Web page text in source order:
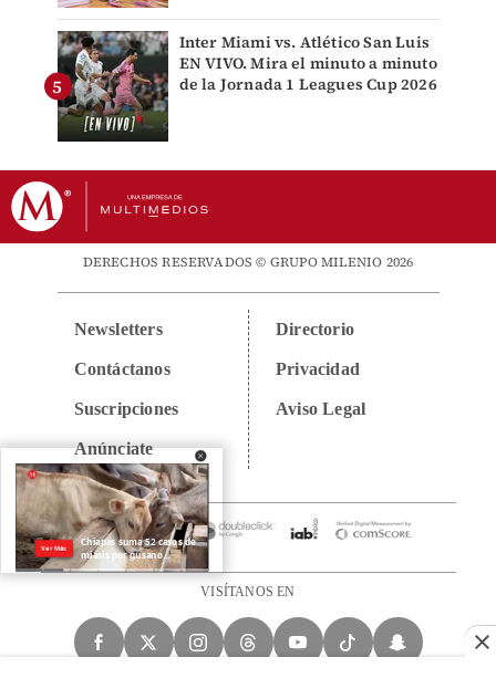
Inter Miami vs. Atlético San Luis
EN VIVO. Mira el minuto a minuto
de la Jornada 1 Leagues Cup 2026
DERECHOS RESERVADOS © GRUPO MILENIO 2026
Newsletters
Contáctanos
Suscripciones
Anúnciate
Directorio
Privacidad
Aviso Legal
VISÍTANOS EN